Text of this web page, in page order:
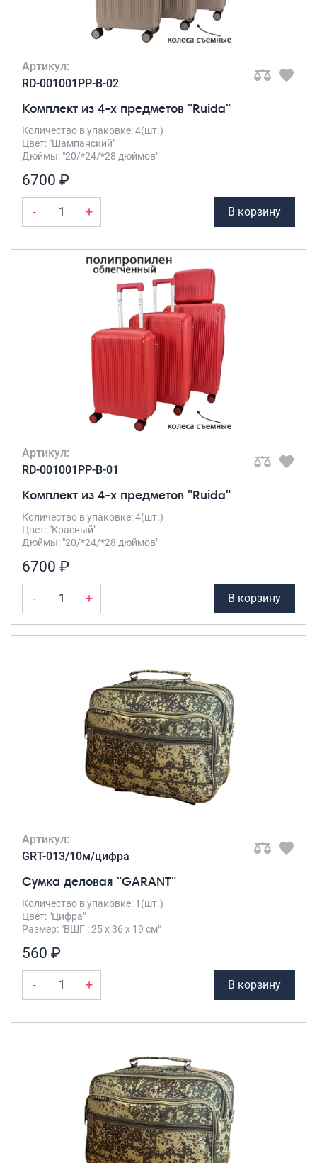
Артикул:
RD-001001PP-B-02
Комплект из 4-х предметов "Ruida"
Количество в упаковке: 4(шт.)
Цвет: "Шампанский"
Дюймы: "20/*24/*28 дюймов"
6700 ₽
- + В корзину
Артикул:
RD-001001PP-B-01
Комплект из 4-х предметов "Ruida"
Количество в упаковке: 4(шт.)
Цвет: "Красный"
Дюймы: "20/*24/*28 дюймов"
6700 ₽
- + В корзину
Артикул:
GRT-013/10м/цифра
Сумка деловая "GARANT"
Количество в упаковке: 1(шт.)
Цвет: "Цифра"
Размер: "ВШГ : 25 х 36 х 19 см"
560 ₽
- + В корзину